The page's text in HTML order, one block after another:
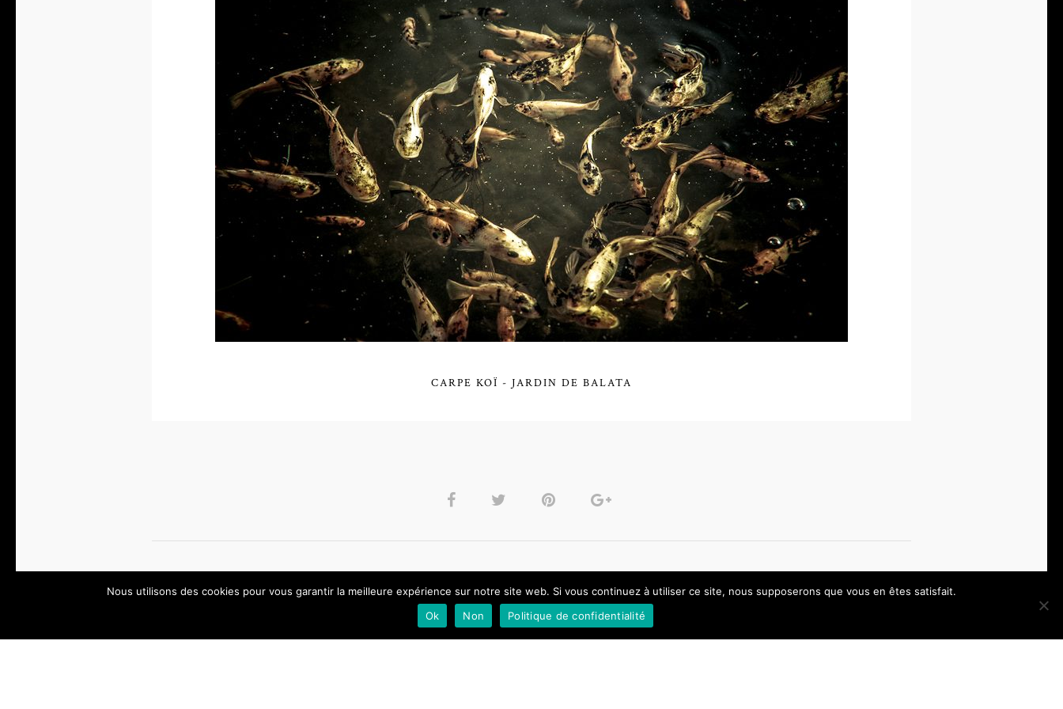
CARPE KOÏ - JARDIN DE BALATA
Laisser un commentaire
Vous devez être connecté(e) pour publier un commentaire.
Nous utilisons des cookies pour vous garantir la meilleure expérience sur notre site web. Si vous continuez à utiliser ce site, nous supposerons que vous en êtes satisfait.
Ok
Non Politique de confidentialité